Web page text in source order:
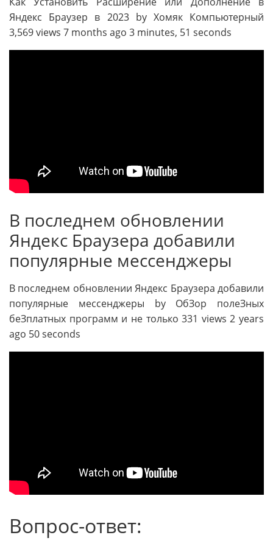
Яндекс Браузер в 2023 by Хомяк Компьютерный
3,569 views 7 months ago 3 minutes, 51 seconds
В последнем обновлении
Яндекс Браузера добавили
популярные мессенджеры
В последнем обновлении Яндекс Браузера добавили
популярные мессенджеры by ОбЗор полеЗных
беЗплатных программ и не только 331 views 2 years
ago 50 seconds
Вопрос-ответ: